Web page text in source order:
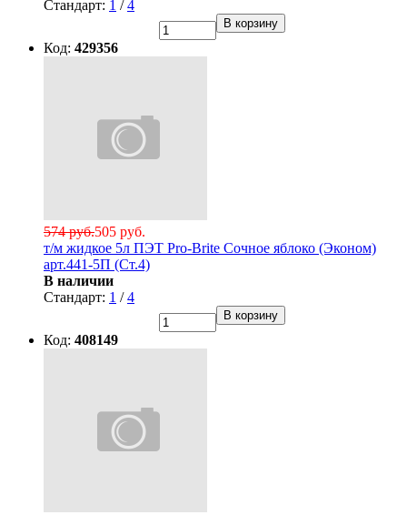
Стандарт: 1 /4
В корзину
Код: 429356
505 руб.
574 руб.
т/м жидкое 5л ПЭТ Pro-Brite Сочное яблоко (Эконом)
арт.441-5П (Ст.4)
В наличии
Стандарт: 1 /4
В корзину
Код: 408149